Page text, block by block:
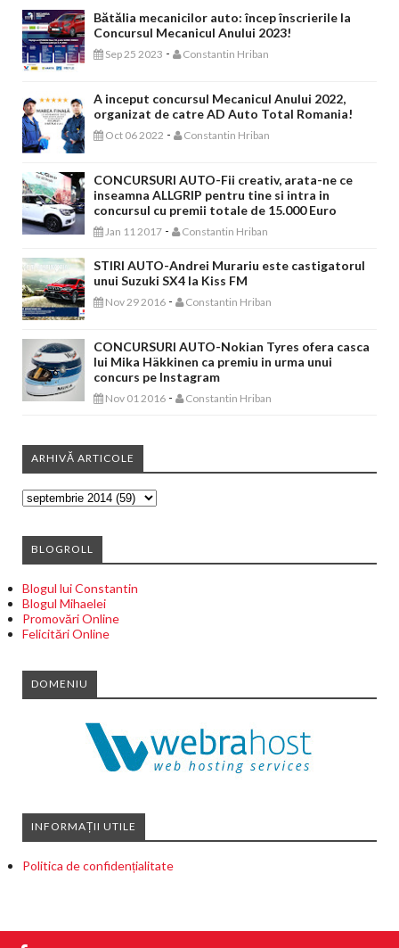
Bătălia mecanicilor auto: încep înscrierile la
Concursul Mecanicul Anului 2023!
Sep 25 2023 - Constantin Hriban
A inceput concursul Mecanicul Anului 2022,
organizat de catre AD Auto Total Romania!
Oct 06 2022 - Constantin Hriban
CONCURSURI AUTO-Fii creativ, arata-ne ce
inseamna ALLGRIP pentru tine si intra in
concursul cu premii totale de 15.000 Euro
Jan 11 2017 - Constantin Hriban
STIRI AUTO-Andrei Murariu este castigatorul
unui Suzuki SX4 la Kiss FM
Nov 29 2016 - Constantin Hriban
CONCURSURI AUTO-Nokian Tyres ofera casca
lui Mika Häkkinen ca premiu in urma unui
concurs pe Instagram
Nov 01 2016 - Constantin Hriban
ARHIVĂ ARTICOLE
BLOGROLL
Blogul lui Constantin
Blogul Mihaelei
Promovări Online
Felicitări Online
DOMENIU
INFORMAȚII UTILE
Politica de confidențialitate